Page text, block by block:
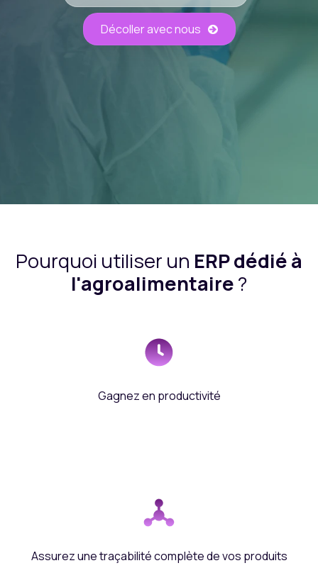
Décoller avec nous
Pourquoi utiliser un ERP dédié à
l'agroalimentaire?
Gagnez en productivité
Assurez une traçabilité complète de vos produits